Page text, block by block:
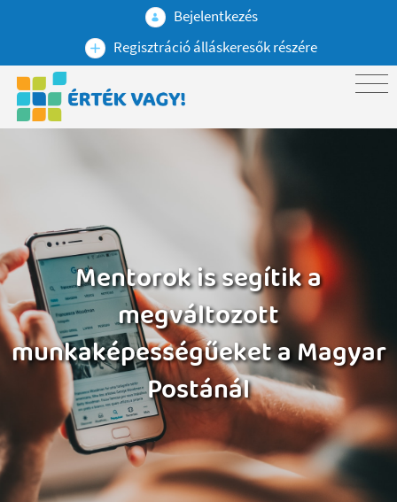
Bejelentkezés
Regisztráció álláskeresők részére
Mentorok is segítik a
megváltozott
munkaképességűeket a Magyar
Postánál